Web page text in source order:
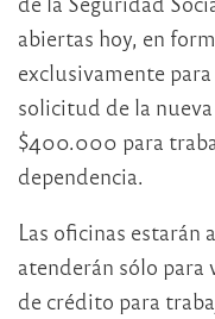
abiertas hoy, en
exclusivamente
solicitud de la
$400.000 para
dependencia.
Las oficinas estarán
atenderán sólo
de crédito para